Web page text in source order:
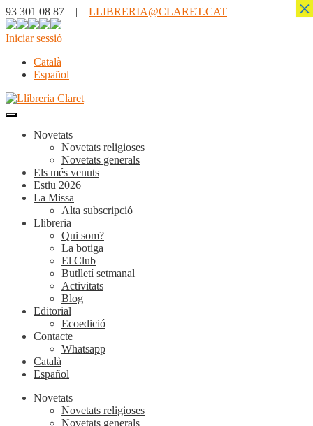
93 301 08 87 | LLIBRERIA@CLARET.CAT
Iniciar sessió
Català
Español
Novetats
Novetats religioses
Novetats generals
Els més venuts
Estiu 2026
La Missa
Alta subscripció
Llibreria
Qui som?
La botiga
El Club
Butlletí setmanal
Activitats
Blog
Editorial
Ecoedició
Contacte
Whatsapp
Català
Español
Novetats
Novetats religioses
Novetats generals
×